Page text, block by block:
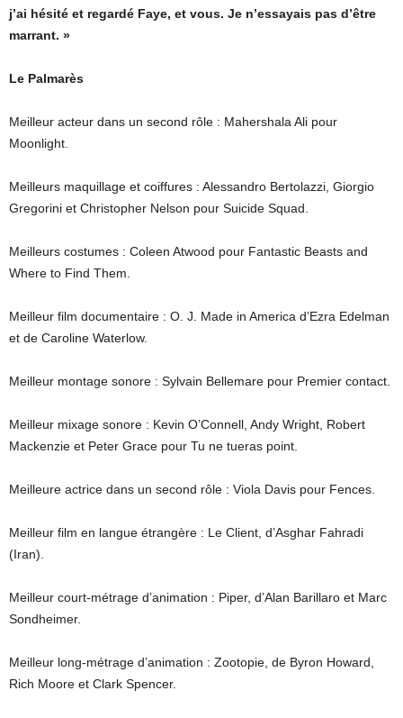
j’ai hésité et regardé Faye, et vous. Je n’essayais pas d’être
marrant. »
Le Palmarès
Meilleur acteur dans un second rôle : Mahershala Ali pour
Moonlight.
Meilleurs maquillage et coiffures : Alessandro Bertolazzi, Giorgio
Gregorini et Christopher Nelson pour Suicide Squad.
Meilleurs costumes : Coleen Atwood pour Fantastic Beasts and
Where to Find Them.
Meilleur film documentaire : O. J. Made in America d’Ezra Edelman
et de Caroline Waterlow.
Meilleur montage sonore : Sylvain Bellemare pour Premier contact.
Meilleur mixage sonore : Kevin O’Connell, Andy Wright, Robert
Mackenzie et Peter Grace pour Tu ne tueras point.
Meilleure actrice dans un second rôle : Viola Davis pour Fences.
Meilleur film en langue étrangère : Le Client, d’Asghar Fahradi
(Iran).
Meilleur court-métrage d’animation : Piper, d’Alan Barillaro et Marc
Sondheimer.
Meilleur long-métrage d’animation : Zootopie, de Byron Howard,
Rich Moore et Clark Spencer.